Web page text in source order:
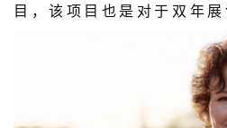
目，该项目也是对于双年展